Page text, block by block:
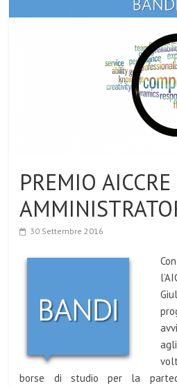
PREMIO
30 Settembre 2016
borse di studio per la